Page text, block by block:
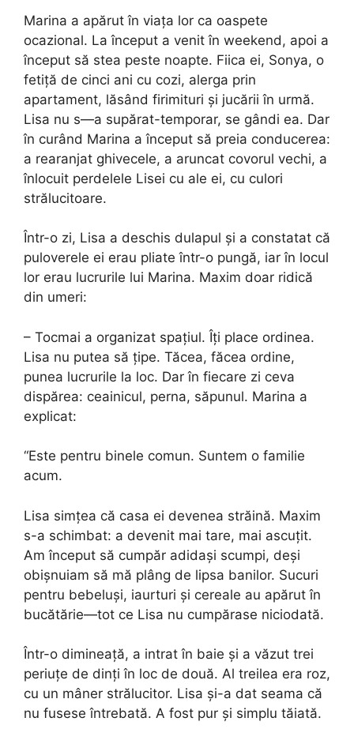
Marina a apărut în viața lor ca oaspete
ocazional. La început a venit în weekend, apoi a
început să stea peste noapte. Fiica ei, Sonya, o
fetiță de cinci ani cu cozi, alerga prin
apartament, lăsând firimituri și jucării în urmă.
Lisa nu s—a supărat-temporar, se gândi ea. Dar
în curând Marina a început să preia conducerea:
a rearanjat ghivecele, a aruncat covorul vechi, a
înlocuit perdelele Lisei cu ale ei, cu culori
strălucitoare.
Într-o zi, Lisa a deschis dulapul și a constatat că
puloverele ei erau pliate într-o pungă, iar în locul
lor erau lucrurile lui Marina. Maxim doar ridică
din umeri:
– Tocmai a organizat spațiul. Îți place ordinea.
Lisa nu putea să țipe. Tăcea, făcea ordine,
punea lucrurile la loc. Dar în fiecare zi ceva
dispărea: ceainicul, perna, săpunul. Marina a
explicat:
“Este pentru binele comun. Suntem o familie
acum.
Lisa simțea că casa ei devenea străină. Maxim
s-a schimbat: a devenit mai tare, mai ascuțit.
Am început să cumpăr adidași scumpi, deși
obișnuiam să mă plâng de lipsa banilor. Sucuri
pentru bebeluși, iaurturi și cereale au apărut în
bucătărie—tot ce Lisa nu cumpărase niciodată.
Într-o dimineață, a intrat în baie și a văzut trei
periuțe de dinți în loc de două. Al treilea era roz,
cu un mâner strălucitor. Lisa și-a dat seama că
nu fusese întrebată. A fost pur și simplu tăiată.